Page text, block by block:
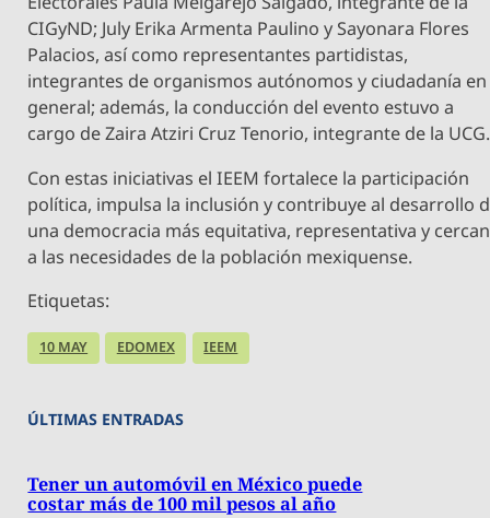
CIGyND; July Erika Armenta Paulino y Sayonara Flores
Palacios, así como representantes partidistas,
integrantes de organismos autónomos y ciudadanía en
general; además, la conducción del evento estuvo a
cargo de Zaira Atziri Cruz Tenorio, integrante de la UCG.
Con estas iniciativas el IEEM fortalece la participación
política, impulsa la inclusión y contribuye al desarrollo
una democracia más equitativa, representativa y
a las necesidades de la población mexiquense.
Etiquetas:
10 MAY EDOMEX IEEM
ÚLTIMAS ENTRADAS
Tener un automóvil en México puede
costar más de 100 mil pesos al año